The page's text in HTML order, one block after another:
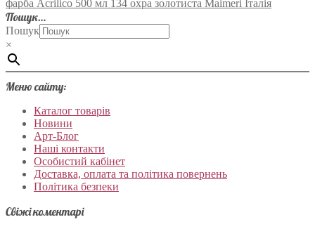
фарба Acrilico 500 мл 134 охра золотиста Maimeri Італія
Пошук…
Пошук
×
Меню сайту:
Каталог товарів
Новини
Арт-Блог
Наші контакти
Особистий кабінет
Доставка, оплата та політика повернень
Політика безпеки
Свіжі коментарі